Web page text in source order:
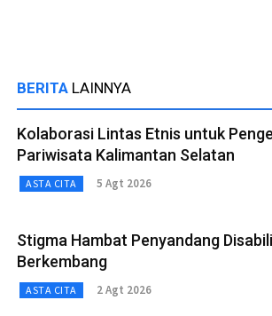
BERITA LAINNYA
Kolaborasi Lintas Etnis untuk
Pariwisata Kalimantan Selatan
ASTA CITA 5 Agt 2026
Stigma Hambat Penyandang
Berkembang
ASTA CITA 2 Agt 2026